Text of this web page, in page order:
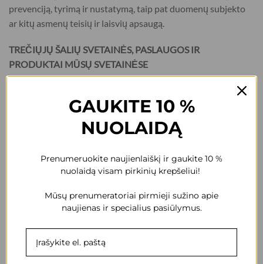
prevenciją, tyrimą ir nustatymą, taip pat duomenų subjekto
ar kitų asmenų teisių ir laisvių apsaugą.
TREČIŲJŲ ŠALIŲ SVETAINĖS, PASLAUGOS IR
PRODUKTAI MŪSŲ SVETAINĖSE
Duomenų valdytojo interneto svetainėje gali būti trečiųjų
šalių reklaminių skydelių, nuorodų į jų svetaines ir paslaugas,
kurių Duomenų valdytojas nekontroliuoja. Duomenų
valdytojas neatsako už informacijos, kurią surinko trečiosios
nuostatas, taikomas trečiųjų šalių svetainėms ir paslaugoms,
Jums besilankant Duomenų valdytojo interneto svetainėje,
norime pateikti tokį turinį ir funkcijas, kurios būtų pritaikytos
GAUKITE 10 %
NUOLAIDĄ
Prenumeruokite naujienlaiškį ir gaukite 10 %
nuolaidą visam pirkinių krepšeliui!
Mūsų prenumeratoriai pirmieji sužino apie
naujienas ir specialius pasiūlymus.